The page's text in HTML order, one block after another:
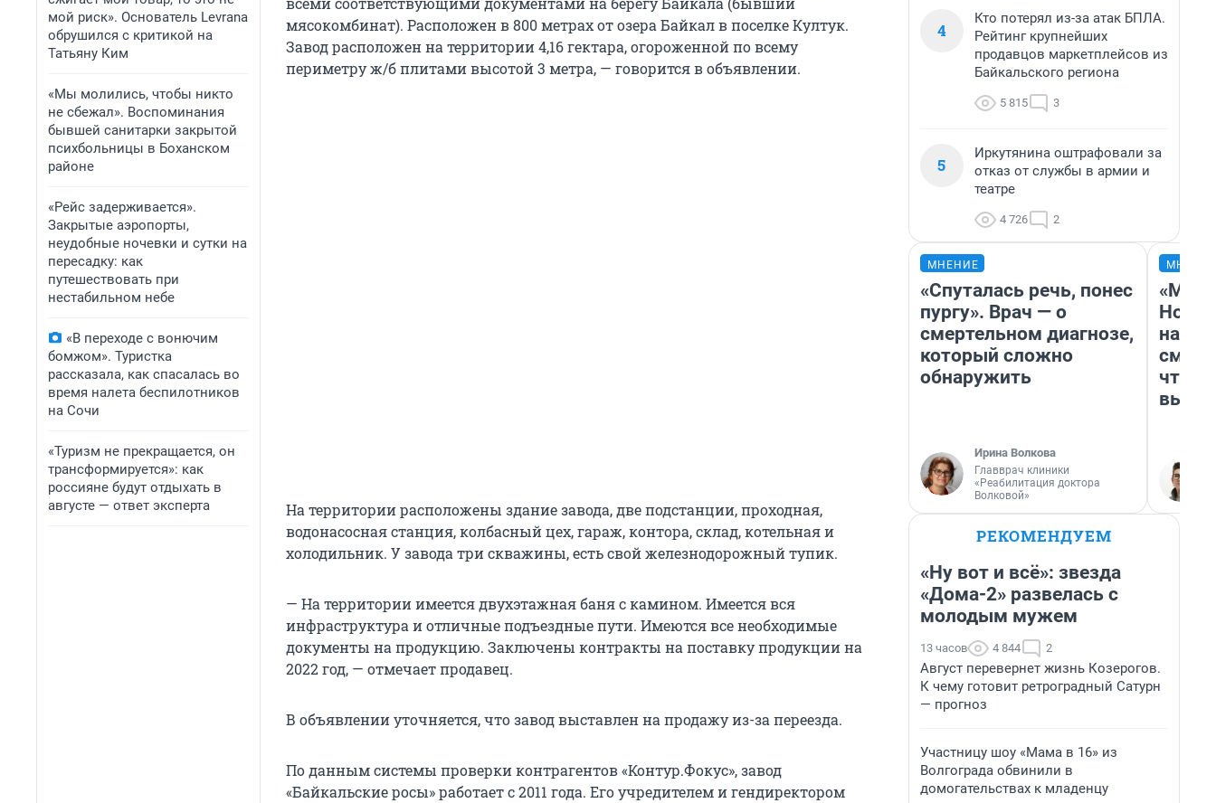
мой риск». Основатель Levrana
обрушился с критикой на
Татьяну Ким
«Мы молились, чтобы никто
не сбежал». Воспоминания
бывшей санитарки закрытой
психбольницы в Боханском
районе
«Рейс задерживается».
Закрытые аэропорты,
неудобные ночевки и сутки на
пересадку: как
путешествовать при
нестабильном небе
«В переходе с вонючим
бомжом». Туристка
рассказала, как спасалась во
время налета беспилотников
на Сочи
«Туризм не прекращается, он
трансформируется»: как
россияне будут отдыхать в
августе — ответ эксперта
мясокомбинат). Расположен в 800 метрах от озера Байкал в поселке Култук.
Завод расположен на территории 4,16 гектара, огороженной по всему
периметру ж/б плитами высотой 3 метра, — говорится в объявлении.
На территории расположены здание завода, две подстанции, проходная,
водонасосная станция, колбасный цех, гараж, контора, склад, котельная и
холодильник. У завода три скважины, есть свой железнодорожный тупик.
— На территории имеется двухэтажная баня с камином. Имеется вся
инфраструктура и отличные подъездные пути. Имеются все необходимые
документы на продукцию. Заключены контракты на поставку продукции на
2022 год, — отмечает продавец.
В объявлении уточняется, что завод выставлен на продажу из-за переезда.
По данным системы проверки контрагентов «Контур.Фокус», завод
«Байкальские росы» работает с 2011 года. Его учредителем и гендиректором
4
Кто потерял из-за атак БПЛА.
Рейтинг крупнейших
продавцов маркетплейсов из
Байкальского региона
5 815 3
5
Иркутянина оштрафовали за
отказ от службы в армии и
театре
4 726 2
МНЕНИЕ
«Спуталась речь, понес
пургу». Врач — о
смертельном диагнозе,
который сложно
обнаружить
Ирина Волкова
Главврач клиники
«Реабилитация доктора
Волковой»
«Мы
РЕКОМЕНДУЕМ
«Ну вот и всё»: звезда
«Дома-2» развелась с
молодым мужем
13 часов 4 844 2
Август перевернет жизнь Козерогов.
К чему готовит ретроградный Сатурн
— прогноз
Участницу шоу «Мама в 16» из
Волгограда обвинили в
домогательствах к младенцу